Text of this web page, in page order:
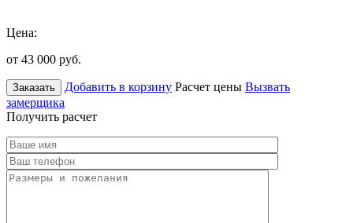
Цена:
от 43 000 руб.
Заказать Добавить в корзину Расчет цены Вызвать
замерщика
Получить расчет